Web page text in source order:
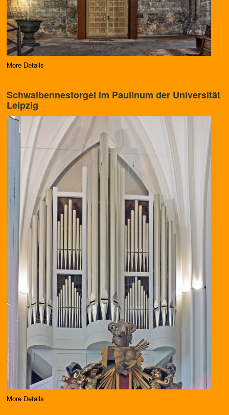
More Details
Schwalbennestorgel im Paulinum der Universität
Leipzig
More Details